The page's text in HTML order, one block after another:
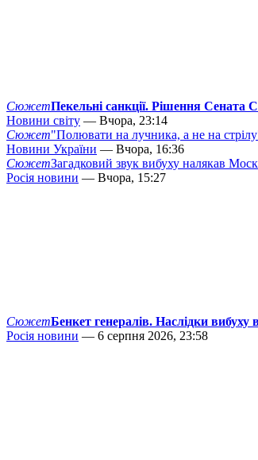
СюжетПекельні санкції. Рішення
Новини світу — Вчора, 23:14
Сюжет"Полювати на лучника, а не на
Новини України — Вчора, 16:36
СюжетЗагадковий звук вибуху налякав
Росія новини — Вчора, 15:27
СюжетБенкет генералів. Наслідки вибуху
Росія новини — 6 серпня 2026, 23:58